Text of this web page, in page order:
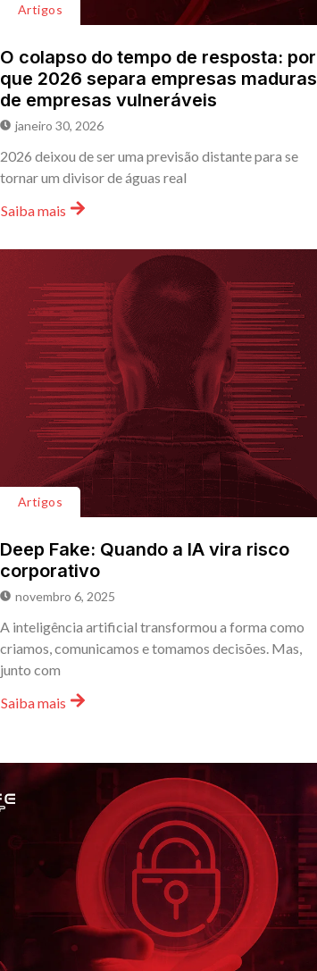
Artigos
O colapso do tempo de resposta: por
que 2026 separa empresas maduras
de empresas vulneráveis
janeiro 30, 2026
2026 deixou de ser uma previsão distante para se
tornar um divisor de águas real
Saiba mais
Artigos
Deep Fake: Quando a IA vira risco
corporativo
novembro 6, 2025
A inteligência artificial transformou a forma como
criamos, comunicamos e tomamos decisões. Mas,
junto com
Saiba mais